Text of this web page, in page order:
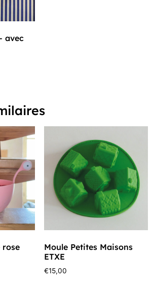
avec
rose
Moule Petites Maisons
ETXE
€15,00